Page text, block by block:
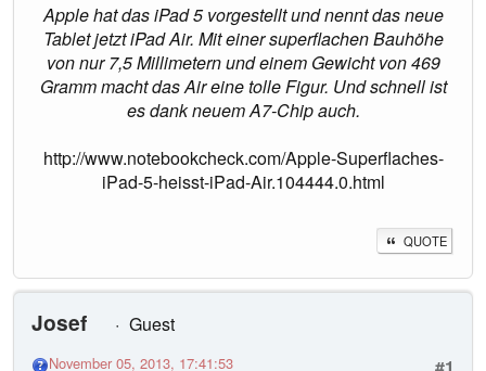
Apple hat das iPad 5 vorgestellt und nennt das neue
Tablet jetzt iPad Air. Mit einer superflachen Bauhöhe
von nur 7,5 Millimetern und einem Gewicht von 469
Gramm macht das Air eine tolle Figur. Und schnell ist
es dank neuem A7-Chip auch.
http://www.notebookcheck.com/Apple-Superflaches-
iPad-5-heisst-iPad-Air.104444.0.html
QUOTE
Josef
Guest
November 05, 2013, 17:41:53